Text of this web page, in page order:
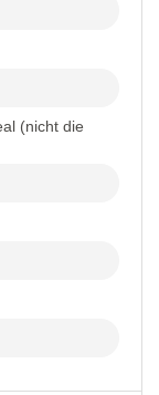
(nicht die